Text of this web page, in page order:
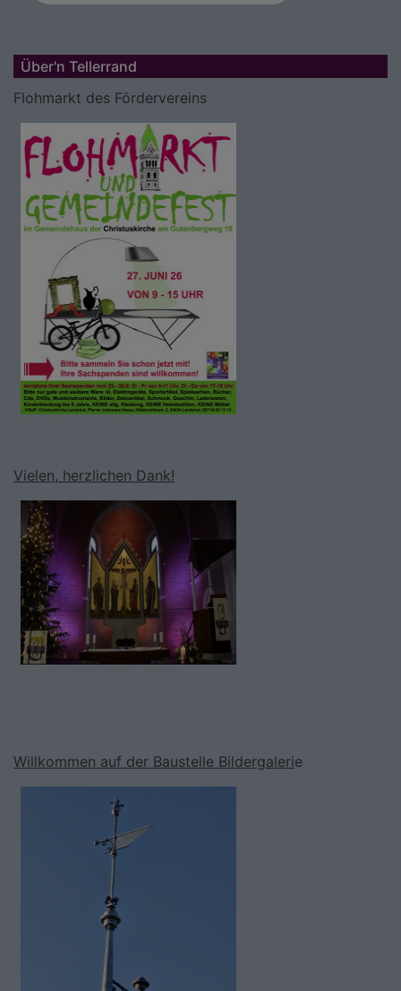
Über'n Tellerrand
Flohmarkt des Fördervereins
Vielen, herzlichen Dank!
Willkommen auf der Baustelle Bildergalerie